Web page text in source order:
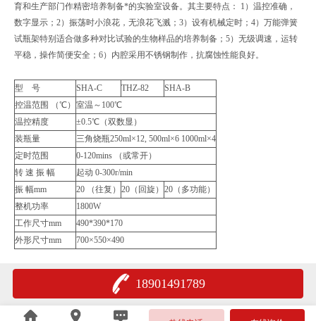
育和生产部门作精密培养制备*的实验室设备。其主要特点： 1）温控准确，
数字显示；2）振荡时小浪花，无浪花飞溅；3）设有机械定时；4）万能弹簧
试瓶架特别适合做多种对比试验的生物样品的培养制备；5）无级调速，运转
平稳，操作简便安全；6）内腔采用不锈钢制作，抗腐蚀性能良好。
型 号 SHA-C THZ-82
SHA-B
控温范围 （℃） 室温～100℃
温控精度
±0.5℃（双数显）
装瓶量
三角烧瓶250ml×12, 500ml×6 1000ml×4
定时范围
0-120mins （或常开）
转 速 振 幅
起动 0-300r/min
振 幅mm
20 （往复） 20（回旋） 20（多功能）
整机功率
1800W
工作尺寸mm
490*390*170
外形尺寸mm
700×550×490
18901491789